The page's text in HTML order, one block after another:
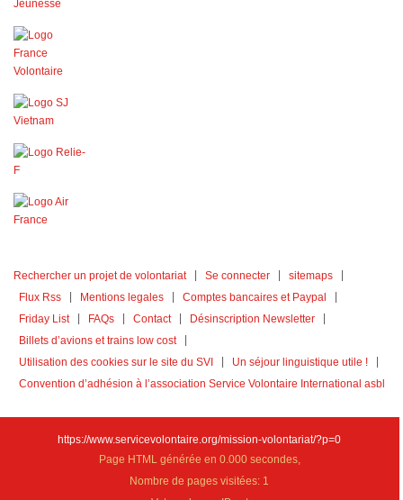
Rechercher un projet de volontariat Se connecter
sitemaps
Flux Rss
Mentions legales
Comptes bancaires et Paypal
Friday List
FAQs Contact
Désinscription Newsletter
Billets d’avions et trains low cost
Utilisation des cookies sur le site du SVI
Un séjour linguistique utile !
Convention d’adhésion à l’association Service Volontaire International asbl
https://www.servicevolontaire.org/mission-volontariat/?p=0
Page HTML générée en 0.000 secondes,
Nombre de pages visitées: 1